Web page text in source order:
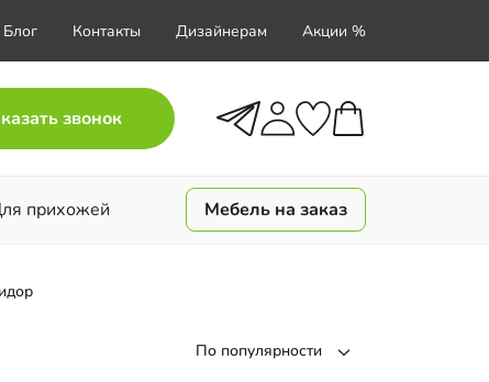
Блог Контакты Дизайнерам Акции %
звонок
прихожей Мебель на заказ
По популярности